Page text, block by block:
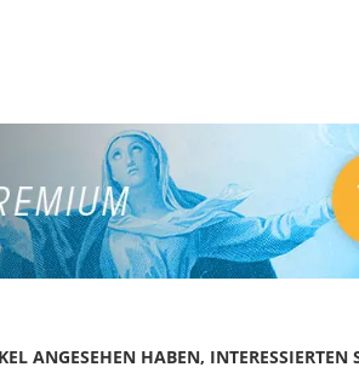
ANGESEHEN HABEN,